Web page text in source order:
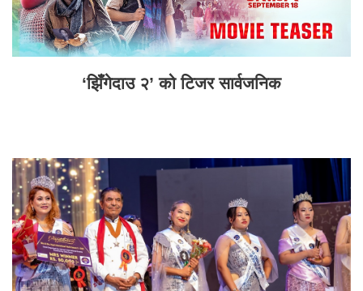
‘झिँगेदाउ २’ को टिजर सार्वजनिक